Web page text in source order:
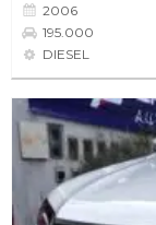
2006
195.000
DIESEL